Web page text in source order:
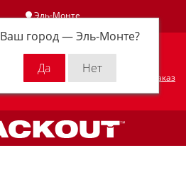
Эль-Монте
Ваш город —Эль-Монте?
Личный кабинет
Оформить заказ